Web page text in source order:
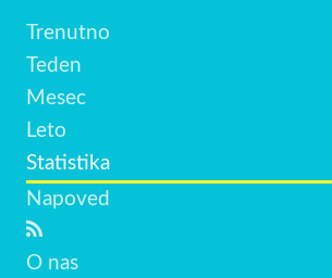
Trenutno
Teden
Mesec
Leto
Statistika
Napoved
O nas